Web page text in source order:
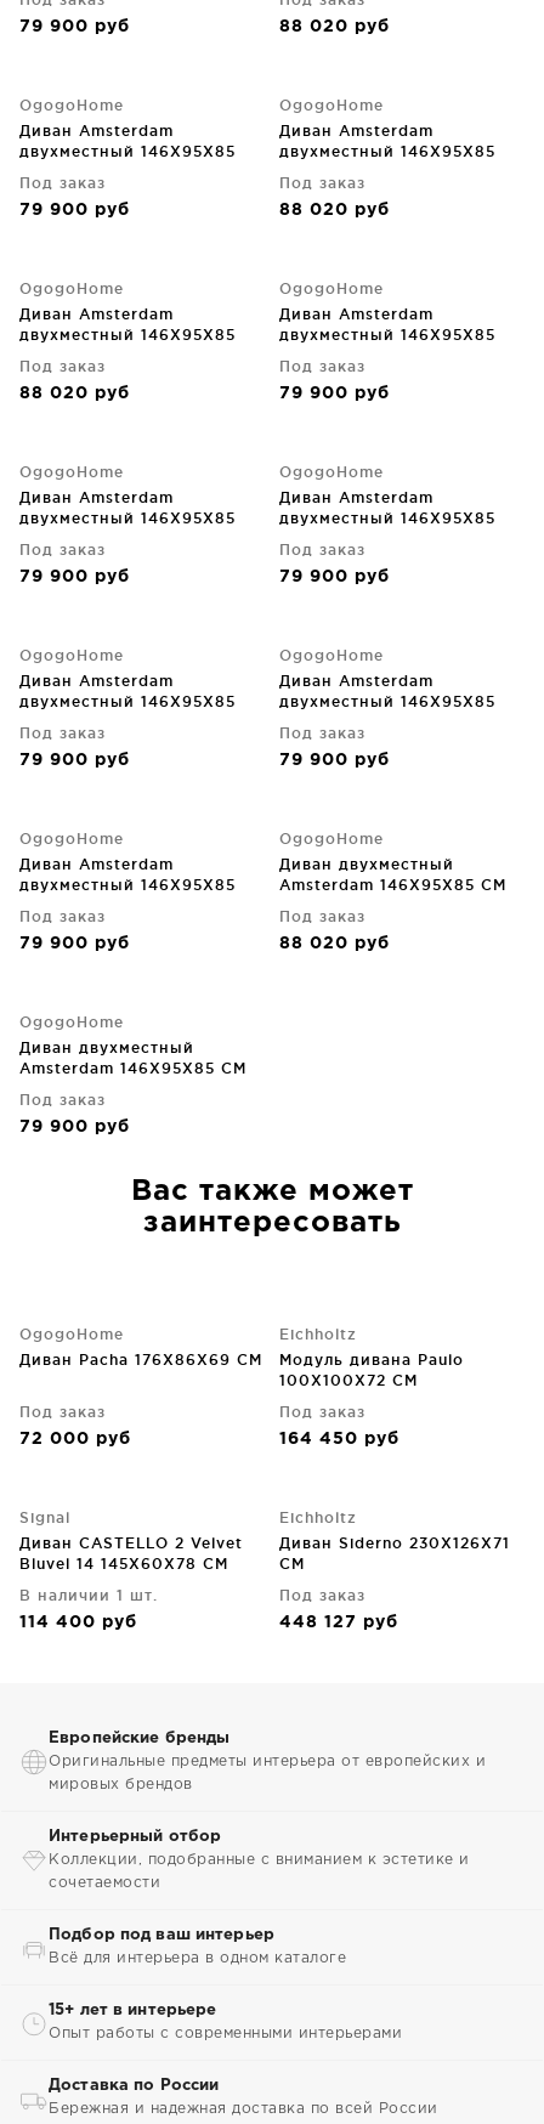
79 900 руб 88 020 руб
OgogoHome
Диван Amsterdam
двухместный 146X95X85
Под заказ
79 900 руб
OgogoHome
Диван Amsterdam
двухместный 146X95X85
Под заказ
88 020 руб
OgogoHome
Диван Amsterdam
двухместный 146X95X85
Под заказ
88 020 руб
OgogoHome
Диван Amsterdam
двухместный 146X95X85
Под заказ
79 900 руб
OgogoHome
Диван Amsterdam
двухместный 146X95X85
Под заказ
79 900 руб
OgogoHome
Диван Amsterdam
двухместный 146X95X85
Под заказ
79 900 руб
OgogoHome
Диван Amsterdam
двухместный 146X95X85
Под заказ
79 900 руб
OgogoHome
Диван Amsterdam
двухместный 146X95X85
Под заказ
79 900 руб
OgogoHome
Диван Amsterdam
двухместный 146X95X85
Под заказ
79 900 руб
OgogoHome
Диван двухместный
Amsterdam 146X95X85 CM
Под заказ
88 020 руб
OgogoHome
Диван двухместный
Amsterdam 146X95X85 CM
Под заказ
79 900 руб
Вас также может
заинтересовать
OgogoHome
Диван Pacha 176X86X69 CM
Под заказ
72 000 руб
Eichholtz
Модуль дивана Paulo
100X100X72 CM
Под заказ
164 450 руб
Signal
Диван CASTELLO 2 Velvet
Bluvel 14 145X60X78 CM
В наличии 1 шт.
114 400 руб
Eichholtz
Диван Siderno 230X126X71
CM
Под заказ
448 127 руб
Европейские бренды
Оригинальные предметы интерьера от европейских и
мировых брендов
Интерьерный отбор
Коллекции, подобранные с вниманием к эстетике и
сочетаемости
Подбор под ваш интерьер
Всё для интерьера в одном каталоге
15+ лет в интерьере
Опыт работы с современными интерьерами
Доставка по России
Бережная и надежная доставка по всей России